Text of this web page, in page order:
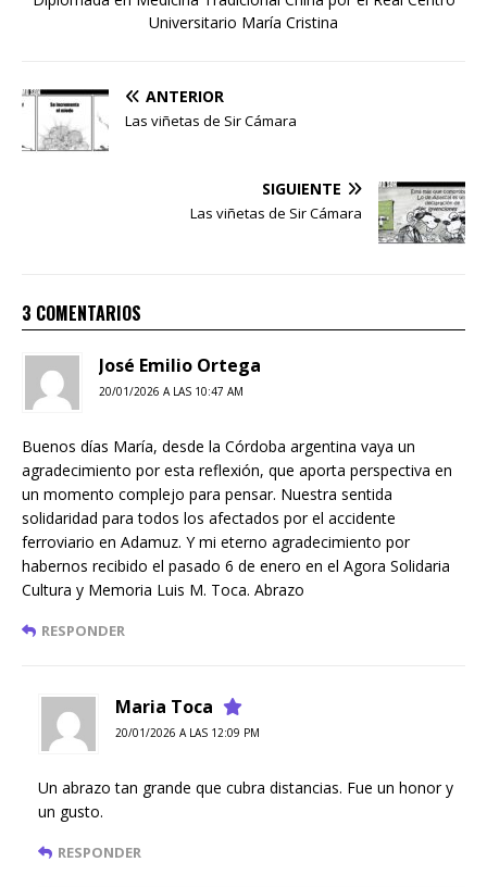
Universitario María Cristina
ANTERIOR
Las viñetas de Sir Cámara
SIGUIENTE
Las viñetas de Sir Cámara
3 COMENTARIOS
José Emilio Ortega
20/01/2026 A LAS 10:47 AM
Buenos días María, desde la Córdoba argentina vaya un
agradecimiento por esta reflexión, que aporta perspectiva en
un momento complejo para pensar. Nuestra sentida
solidaridad para todos los afectados por el accidente
ferroviario en Adamuz. Y mi eterno agradecimiento por
habernos recibido el pasado 6 de enero en el Agora Solidaria
Cultura y Memoria Luis M. Toca. Abrazo
RESPONDER
Maria Toca
20/01/2026 A LAS 12:09 PM
Un abrazo tan grande que cubra distancias. Fue un honor y
un gusto.
RESPONDER